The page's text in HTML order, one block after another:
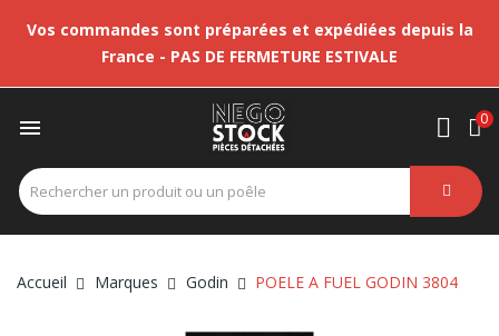
Vos commandes sont préparées et expédiées depuis la
France - PAS DE FERMETURE ESTIVALE
 0
Accueil Marques Godin POELE A FUEL GODIN 3804